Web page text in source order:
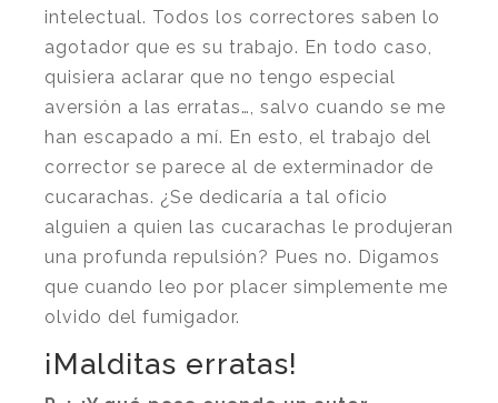
intelectual. Todos los correctores saben lo
agotador que es su trabajo. En todo caso,
quisiera aclarar que no tengo especial
aversión a las erratas…, salvo cuando se me
han escapado a mí. En esto, el trabajo del
corrector se parece al de exterminador de
cucarachas. ¿Se dedicaría a tal oficio
alguien a quien las cucarachas le produjeran
una profunda repulsión? Pues no. Digamos
que cuando leo por placer simplemente me
olvido del fumigador.
¡Malditas erratas!